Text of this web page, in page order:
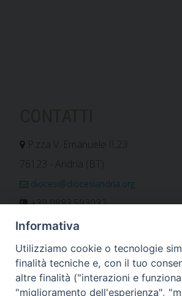
P.zza V. Emanuele II,23
76123 - Andria (BT)
diocesi@diocesiandria.org
+39 0883.593032
+39 0883.592596
ORARIO E CALENDARI
Orari uffici
Informativa
Utilizziamo cookie o tecnologie
finalità tecniche e, con il tuo
altre finalità ("interazioni e
"miglioramento dell'esperienza",